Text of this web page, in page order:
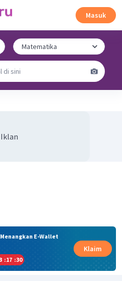
Masuk
Iklan
E-Wallet
:17 :30
Klaim